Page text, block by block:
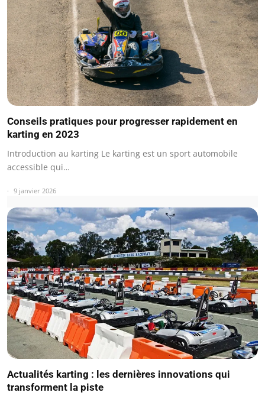
Conseils pratiques pour progresser rapidement en
karting en 2023
Introduction au karting Le karting est un sport automobile
accessible qui…
9 janvier 2026
Actualités karting : les dernières innovations qui
transforment la piste